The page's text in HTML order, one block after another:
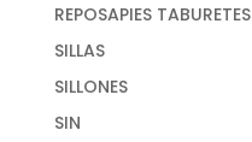
REPOSAPIES TABURETES
SILLAS
SILLONES
SIN